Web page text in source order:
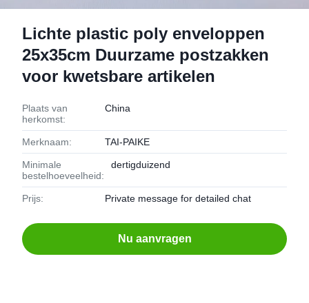
Lichte plastic poly enveloppen
25x35cm Duurzame postzakken
voor kwetsbare artikelen
Plaats van
herkomst:
China
Merknaam: TAI-PAIKE
Minimale
bestelhoeveelheid:
dertigduizend
Prijs: Private message for detailed chat
Nu aanvragen